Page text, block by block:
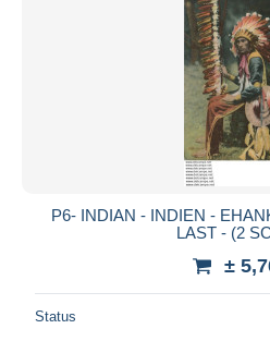
P6- INDIAN - INDIEN -
LAST - (2
±
Status